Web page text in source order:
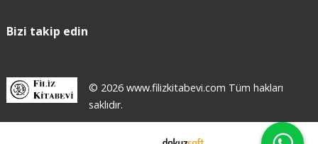
Bizi takip edin
© 2026 www.filizkitabevi.com Tüm hakları
saklıdır.